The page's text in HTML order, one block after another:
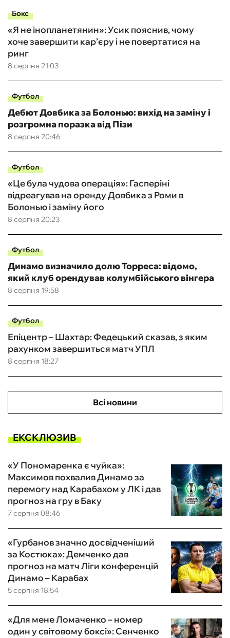
Бокс
8 серпня 21:03
«Я не інопланетянин»: Усик пояснив, чому
хоче завершити кар’єру і не повертатися на
ринг
Футбол
8 серпня 20:46
Дебют Довбика за Болонью: вихід на заміну і
розгромна поразка від Пізи
Футбол
8 серпня 20:23
«Це була чудова операція»: Гасперіні
відреагував на оренду Довбика з Роми в
Болонью і заміну його
Футбол
8 серпня 19:58
Динамо визначило долю Торреса: відомо,
який клуб орендував колумбійського вінгера
Футбол
8 серпня 18:27
Епіцентр – Шахтар: Федецький сказав, з яким
рахунком завершиться матч УПЛ
Всі новини
ЕКСКЛЮЗИВ
7 серпня 08:46
«У Пономаренка є чуйка»:
Максимов похвалив Динамо за
перемогу над Карабахом у ЛК і дав
прогноз на гру в Баку
5 серпня 18:54
«Гурбанов значно досвідченіший
за Костюка»: Демченко дав
прогноз на матч Ліги конференцій
Динамо – Карабах
«Для мене Ломаченко – номер
один у світовому боксі»: Сенченко